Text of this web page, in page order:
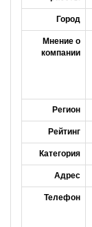
Город
Мнение о
компании
Регион
Рейтинг
Категория
Адрес
Телефон